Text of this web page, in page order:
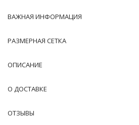
ВАЖНАЯ ИНФОРМАЦИЯ
РАЗМЕРНАЯ СЕТКА
ОПИСАНИЕ
О ДОСТАВКЕ
ОТЗЫВЫ